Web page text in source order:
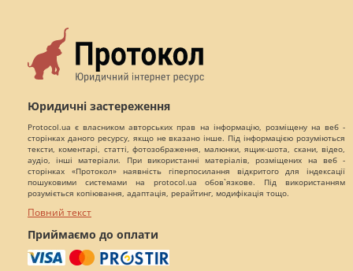
Юридичні застереження
Protocol.ua є власником авторських прав на інформацію, розміщену на веб -
сторінках даного ресурсу, якщо не вказано інше. Під інформацією розуміються
тексти, коментарі, статті, фотозображення, малюнки, ящик-шота, скани, відео,
аудіо, інші матеріали. При використанні матеріалів, розміщених на веб -
сторінках «Протокол» наявність гіперпосилання відкритого для індексації
пошуковими системами на protocol.ua обов`язкове. Під використанням
розуміється копіювання, адаптація, рерайтинг, модифікація тощо.
Повний текст
Приймаємо до оплати